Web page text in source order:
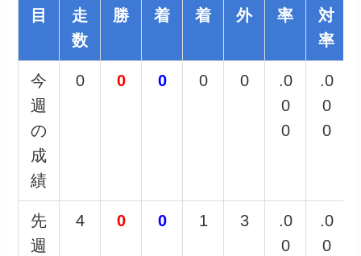
目
走
数
勝
着
着
外
率
対
率
今
週
の
成
績
0 0 0 0 0
.0
0
0
.0
0
0
先
週
4 0 0 1 3
.0
0
.0
0